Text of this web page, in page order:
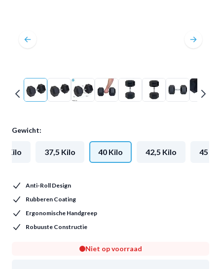
Gewicht:
Kilo 37,5 Kilo 40 Kilo 42,5 Kilo 45
Anti-Roll Design
Rubberen Coating
Ergonomische Handgreep
Robuuste Constructie
Niet op voorraad